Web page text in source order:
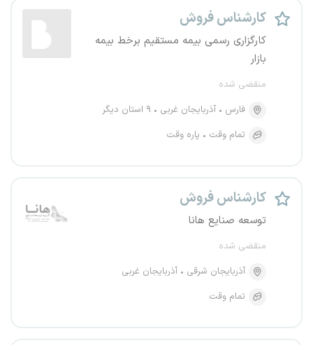
کارشناس فروش
کارگزاری رسمی بیمه مستقیم برخط بیمه
بازار
منقضی شده
فارس
آذربایجان غربی
۹ استان دیگر
تمام وقت
پاره وقت
کارشناس فروش
توسعه صنایع هانا
منقضی شده
آذربایجان شرقی
آذربایجان غربی
تمام وقت